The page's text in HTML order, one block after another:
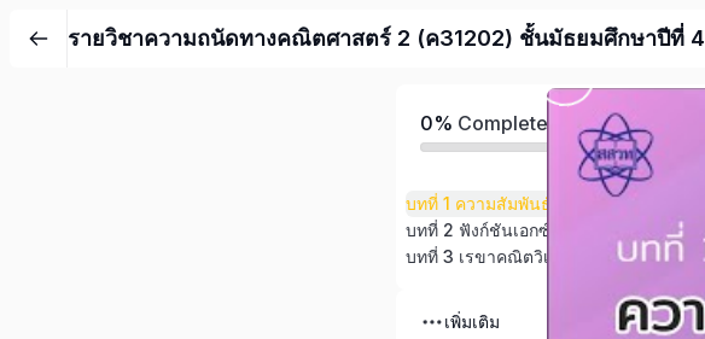
รายวิชาความถนัดทางคณิตศาสตร์ 2 (ค31202) ชั้นมัธยมศึกษาปีที่ 4
0% Completed
บทที่ 1 ความสัมพันธ์และฟังก์ชัน
บทที่ 3 เรขาคณิตวิเคราะห์
เพิ่มเติม